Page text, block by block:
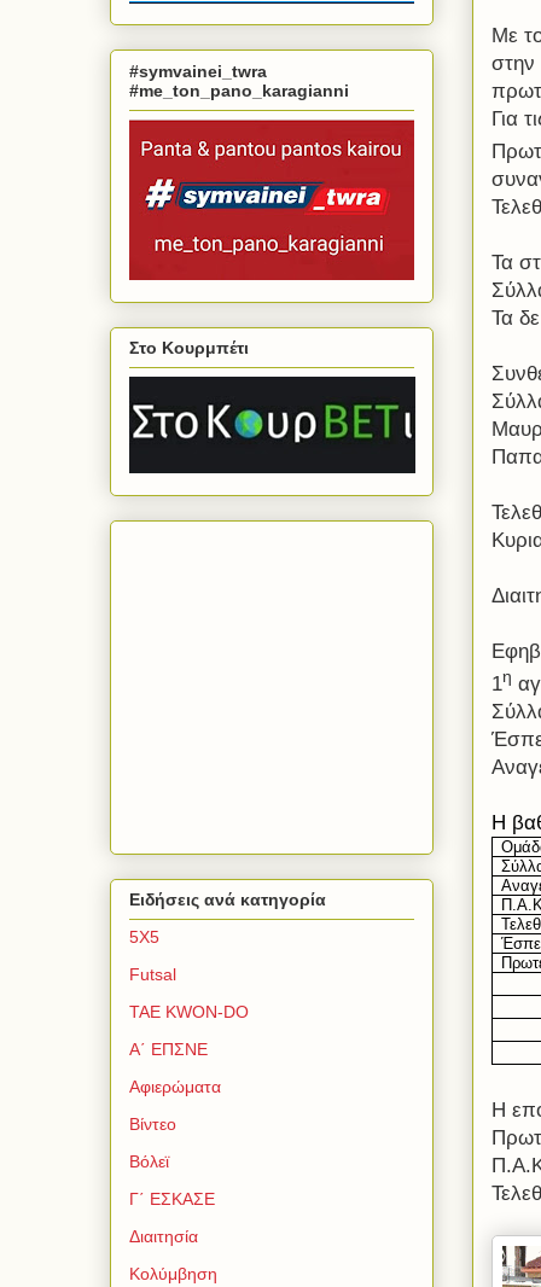
Με
στην
Για
Τα
Τα
1η
H
Η
#symvainei_twra
#me_ton_pano_karagianni
Στο Κουρμπέτι
Ειδήσεις ανά κατηγορία
5Χ5
Futsal
TAE KWON-DO
Α΄ ΕΠΣΝΕ
Αφιερώματα
Βίντεο
Βόλεϊ
Γ΄ ΕΣΚΑΣΕ
Διαιτησία
Κολύμβηση